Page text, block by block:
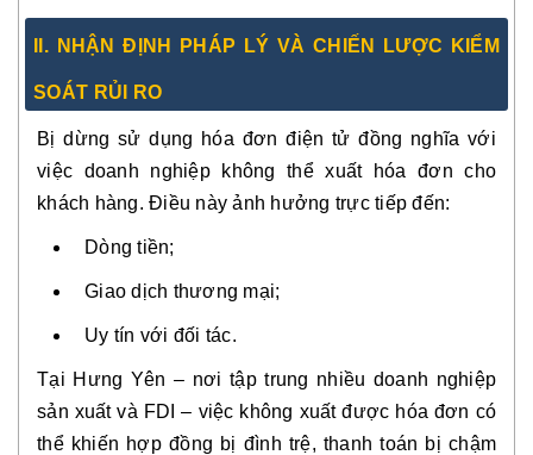
II. NHẬN ĐỊNH PHÁP LÝ VÀ CHIẾN LƯỢC KIỂM
SOÁT RỦI RO
Bị dừng sử dụng hóa đơn điện tử đồng nghĩa với
việc doanh nghiệp không thể xuất hóa đơn cho
khách hàng. Điều này ảnh hưởng trực tiếp đến:
Dòng tiền;
Giao dịch thương mại;
Uy tín với đối tác.
Tại Hưng Yên – nơi tập trung nhiều doanh nghiệp
sản xuất và FDI – việc không xuất được hóa đơn có
thể khiến hợp đồng bị đình trệ, thanh toán bị chậm